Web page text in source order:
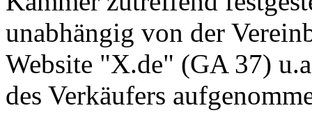
unabhängig von der
Website "X.de" (GA 37)
des Verkäufers